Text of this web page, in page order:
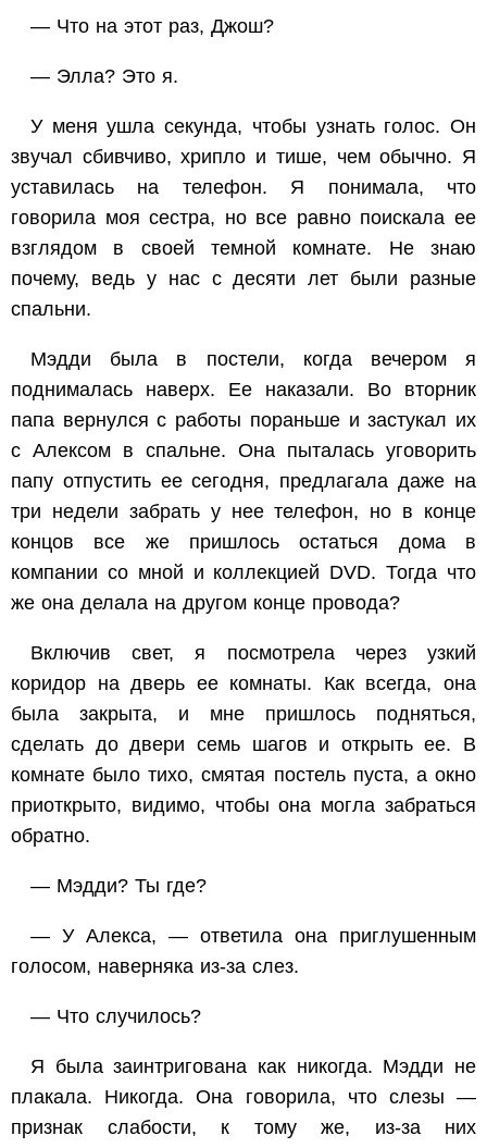
— Что на этот раз, Джош?
— Элла? Это я.
У меня ушла секунда, чтобы узнать голос. Он
звучал сбивчиво, хрипло и тише, чем обычно. Я
уставилась на телефон. Я понимала, что
говорила моя сестра, но все равно поискала ее
взглядом в своей темной комнате. Не знаю
почему, ведь у нас с десяти лет были разные
спальни.
Мэдди была в постели, когда вечером я
поднималась наверх. Ее наказали. Во вторник
папа вернулся с работы пораньше и застукал их
с Алексом в спальне. Она пыталась уговорить
папу отпустить ее сегодня, предлагала даже на
три недели забрать у нее телефон, но в конце
концов все же пришлось остаться дома в
компании со мной и коллекцией DVD. Тогда что
же она делала на другом конце провода?
Включив свет, я посмотрела через узкий
коридор на дверь ее комнаты. Как всегда, она
была закрыта, и мне пришлось подняться,
сделать до двери семь шагов и открыть ее. В
комнате было тихо, смятая постель пуста, а окно
приоткрыто, видимо, чтобы она могла забраться
обратно.
— Мэдди? Ты где?
— У Алекса, — ответила она приглушенным
голосом, наверняка из-за слез.
— Что случилось?
Я была заинтригована как никогда. Мэдди не
плакала. Никогда. Она говорила, что слезы —
признак слабости, к тому же, из-за них